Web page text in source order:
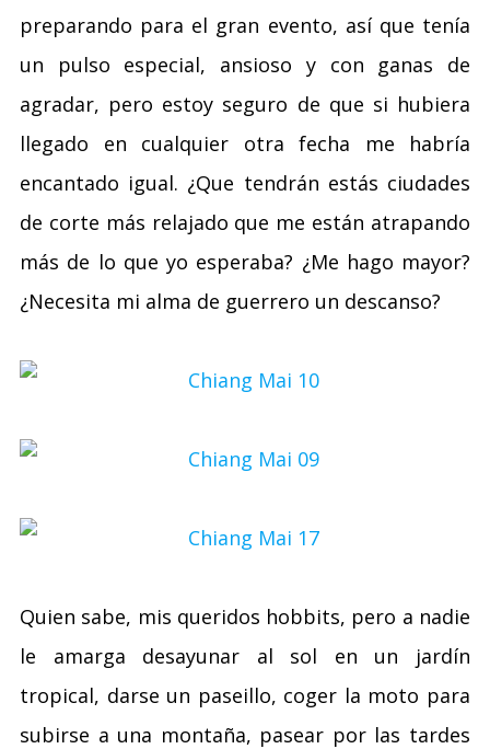
preparando para el gran evento, así que tenía
un pulso especial, ansioso y con ganas de
agradar, pero estoy seguro de que si hubiera
llegado en cualquier otra fecha me habría
encantado igual. ¿Que tendrán estás ciudades
de corte más relajado que me están atrapando
más de lo que yo esperaba? ¿Me hago mayor?
¿Necesita mi alma de guerrero un descanso?
Quien sabe, mis queridos hobbits, pero a nadie
le amarga desayunar al sol en un jardín
tropical, darse un paseillo, coger la moto para
subirse a una montaña, pasear por las tardes